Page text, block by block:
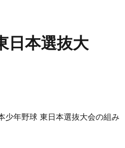
本選抜大
少年野球 東日本選抜大会の組み